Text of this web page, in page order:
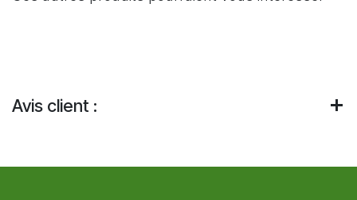
Avis client :